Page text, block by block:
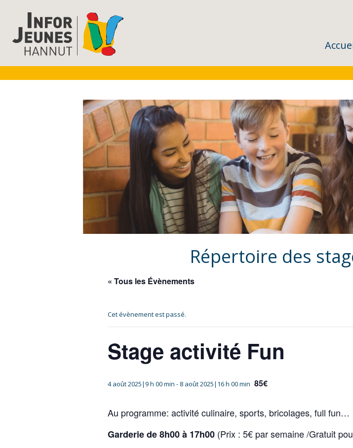
Répertoire des
« Tous les Évènements
Cet évènement est passé.
Stage activité Fun
4 août 2025|9 h 00 min - 8 août 2025|16 h 00 min 85€
Au programme: activité culinaire, sports, bricolages, full fun…
Garderie de 8h00 à 17h00 (Prix : 5€ par semaine /Gratuit